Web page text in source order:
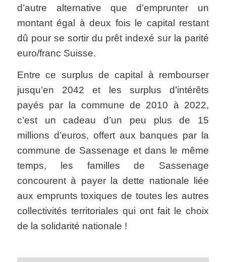
d’autre alternative que d’emprunter un
montant égal à deux fois le capital restant
dû pour se sortir du prêt indexé sur la parité
euro/franc Suisse.
Entre ce surplus de capital à rembourser
jusqu’en 2042 et les surplus d’intérêts
payés par la commune de 2010 à 2022,
c’est un cadeau d’un peu plus de 15
millions d’euros, offert aux banques par la
commune de Sassenage et dans le même
temps, les familles de Sassenage
concourent à payer la dette nationale liée
aux emprunts toxiques de toutes les autres
collectivités territoriales qui ont fait le choix
de la solidarité nationale !